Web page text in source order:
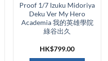
Proof 1/7 Izuku Midoriya
Deku Ver My Hero
Academia 我的英雄學院
綠谷出久
HK$799.00